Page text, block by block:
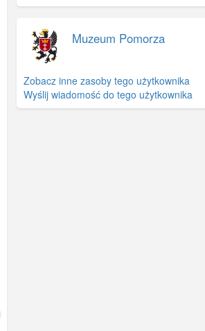
Muzeum Pomorza
Zobacz inne zasoby tego użytkownika
Wyślij wiadomość do tego użytkownika